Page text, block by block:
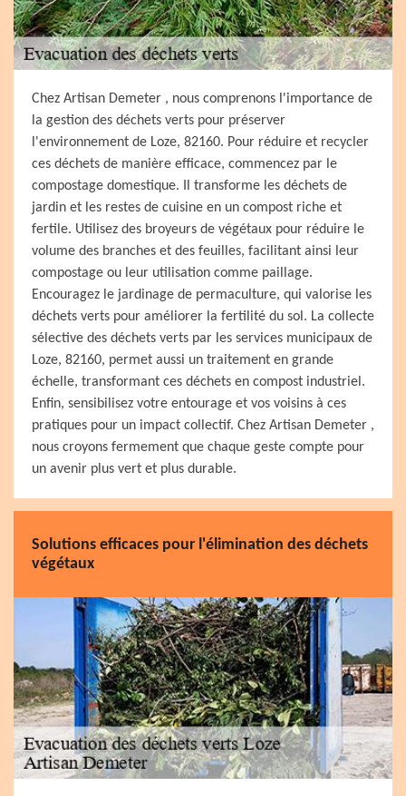
Chez Artisan Demeter , nous comprenons l'importance de
la gestion des déchets verts pour préserver
l'environnement de Loze, 82160. Pour réduire et recycler
ces déchets de manière efficace, commencez par le
compostage domestique. Il transforme les déchets de
jardin et les restes de cuisine en un compost riche et
fertile. Utilisez des broyeurs de végétaux pour réduire le
volume des branches et des feuilles, facilitant ainsi leur
compostage ou leur utilisation comme paillage.
Encouragez le jardinage de permaculture, qui valorise les
déchets verts pour améliorer la fertilité du sol. La collecte
sélective des déchets verts par les services municipaux de
Loze, 82160, permet aussi un traitement en grande
échelle, transformant ces déchets en compost industriel.
Enfin, sensibilisez votre entourage et vos voisins à ces
pratiques pour un impact collectif. Chez Artisan Demeter ,
nous croyons fermement que chaque geste compte pour
un avenir plus vert et plus durable.
Solutions efficaces pour l'élimination des déchets
végétaux